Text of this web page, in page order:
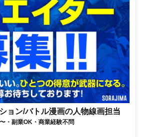
ョン/バトル漫画の人物線画担当
・副業OK・商業経験不問